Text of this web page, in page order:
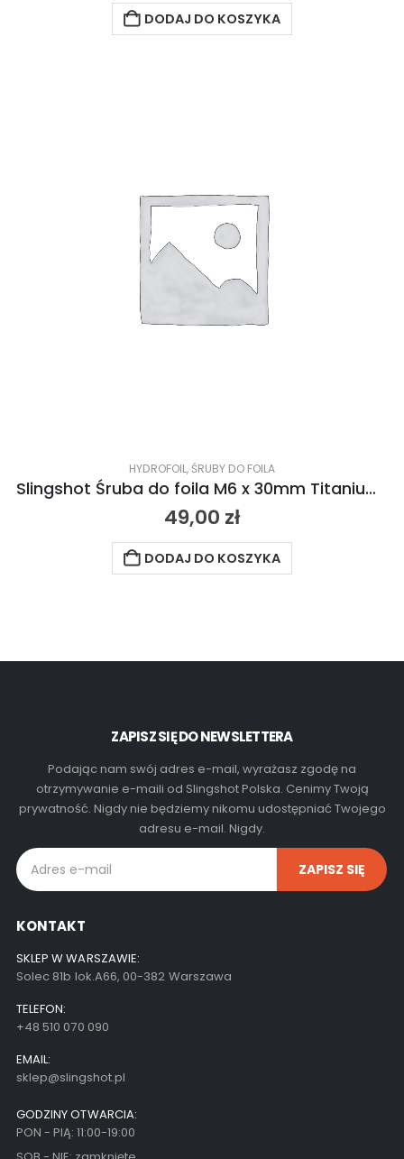
DODAJ DO KOSZYKA
HYDROFOIL,ŚRUBY DO FOILA
Slingshot Śruba do foila M6 x 30mm Titanium Bolt (Tapered) 2021
49,00 zł
DODAJ DO KOSZYKA
ZAPISZ SIĘ DO NEWSLETTERA
Podając nam swój adres e-mail, wyrażasz zgodę na
otrzymywanie e-maili od Slingshot Polska. Cenimy Twoją
prywatność. Nigdy nie będziemy nikomu udostępniać Twojego
adresu e-mail. Nigdy.
KONTAKT
SKLEP W WARSZAWIE:
Solec 81b lok.A66, 00-382 Warszawa
TELEFON:
+48 510 070 090
EMAIL:
sklep@slingshot.pl
GODZINY OTWARCIA:
PON - PIĄ: 11:00-19:00